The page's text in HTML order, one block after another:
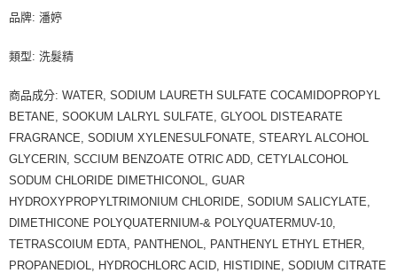
品牌: 潘婷
類型: 洗髮精
商品成分: WATER, SODIUM LAURETH SULFATE COCAMIDOPROPYL
BETANE, SOOKUM LALRYL SULFATE, GLYOOL DISTEARATE
FRAGRANCE, SODIUM XYLENESULFONATE, STEARYL ALCOHOL
GLYCERIN, SCCIUM BENZOATE OTRIC ADD, CETYLALCOHOL
SODUM CHLORIDE DIMETHICONOL, GUAR
HYDROXYPROPYLTRIMONIUM CHLORIDE, SODIUM SALICYLATE,
DIMETHICONE POLYQUATERNIUM-& POLYQUATERMUV-10,
TETRASCOIUM EDTA, PANTHENOL, PANTHENYL ETHYL ETHER,
PROPANEDIOL, HYDROCHLORC ACID, HISTIDINE, SODIUM CITRATE